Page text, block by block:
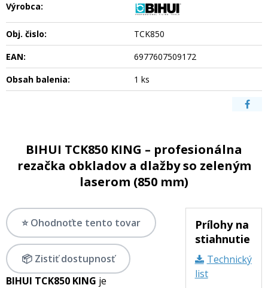
Výrobca:
Obj. čislo:
TCK850
EAN:
6977607509172
Obsah balenia:
1 ks
BIHUI TCK850 KING – profesionálna
rezačka obkladov a dlažby so zeleným
laserom (850 mm)
Prílohy na
stiahnutie
Technický
list
⭐ Ohodnoťte tento tovar
📦 Zistiť dostupnosť
BIHUI TCK850 KING je